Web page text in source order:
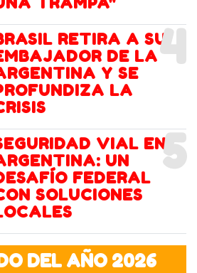
4
RETIRA A SU
DE LA
Y SE
LA
5
VIAL EN
UN
FEDERAL
SOLUCIONES
DEL AÑO 2026